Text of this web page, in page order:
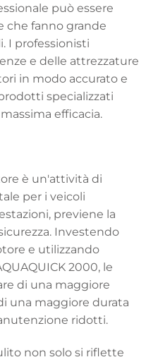
può essere
che fanno grande
I professionisti
e delle attrezzature
in modo accurato e
specializzati
efficacia.
è un'attività di
per i veicoli
previene la
Investendo
e utilizzando
2000, le
di una maggiore
una maggiore durata
ridotti.
non solo si riflette